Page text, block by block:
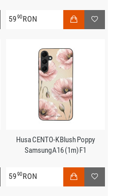
5990RON
Husa CENTO-K Blush Poppy
Samsung A16 (1m) F1
5990RON